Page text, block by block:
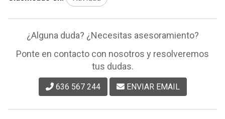
¿Alguna duda? ¿Necesitas asesoramiento?
Ponte en contacto con nosotros y resolveremos
tus dudas.
636 567 244 ENVIAR EMAIL